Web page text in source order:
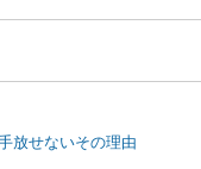
放せないその理由